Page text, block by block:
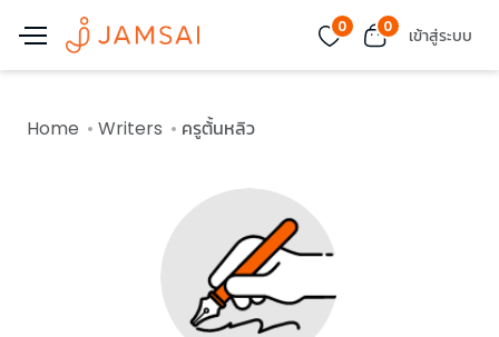
0 0 เข้าสู่ระบบ
Home Writers ครูต้้นหลิว